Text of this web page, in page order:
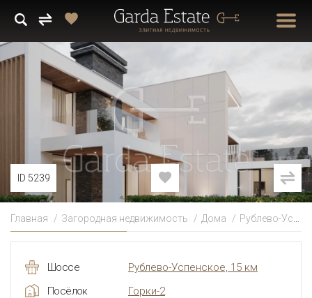
ID 5239
Главная Загородная недвижимость Дома Рублево-Успенское
Шоссе
Рублево-Успенское, 15 км
Посёлок
Горки-2